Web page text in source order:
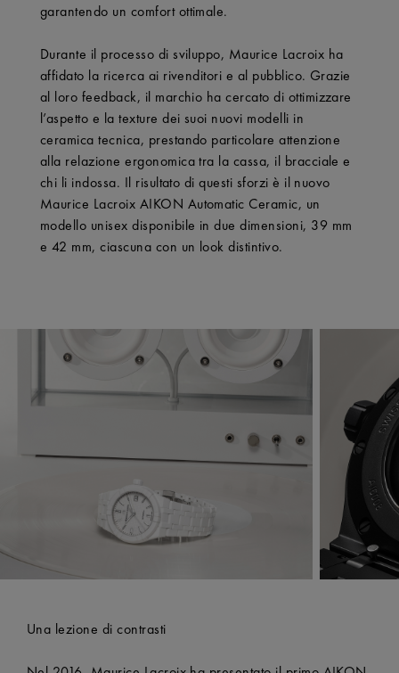
garantendo un comfort ottimale.
Durante il processo di sviluppo, Maurice Lacroix ha
affidato la ricerca ai rivenditori e al pubblico. Grazie
al loro feedback, il marchio ha cercato di ottimizzare
l’aspetto e la texture dei suoi nuovi modelli in
ceramica tecnica, prestando particolare attenzione
alla relazione ergonomica tra la cassa, il bracciale e
chi li indossa. Il risultato di questi sforzi è il nuovo
Maurice Lacroix AIKON Automatic Ceramic, un
modello unisex disponibile in due dimensioni, 39 mm
e 42 mm, ciascuna con un look distintivo.
Una lezione di contrasti